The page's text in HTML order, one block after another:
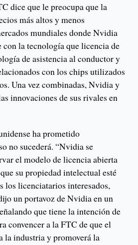
dice que le preocupa que la
más altos y menos
mundiales donde Nvidia
la tecnología que licencia de
de asistencia al conductor y
con los chips utilizados
Una vez combinadas, Nvidia y
innovaciones de sus rivales en
ha prometido
no sucederá. “Nvidia se
el modelo de licencia abierta
su propiedad intelectual esté
los licenciatarios interesados,
un portavoz de Nvidia en un
que tiene la intención de
convencer a la FTC de que el
la industria y promoverá la